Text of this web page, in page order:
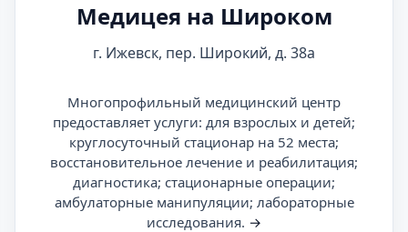
Медицея на Широком
г. Ижевск, пер. Широкий, д. 38а
Многопрофильный медицинский центр
предоставляет услуги: для взрослых и детей;
круглосуточный стационар на 52 места;
восстановительное лечение и реабилитация;
диагностика; стационарные операции;
амбулаторные манипуляции; лабораторные
исследования. →